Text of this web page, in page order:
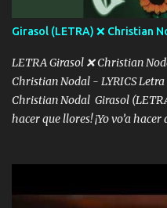
álbum's "José, vibras colores
Girasol (LETRA) ❌ Christian
LETRA Girasol ❌ Christian
Christian Nodal - LYRICS
Christian Nodal Girasol
hacer que llores! ¡Yo vo’a
intentas rimar Pobre payaso